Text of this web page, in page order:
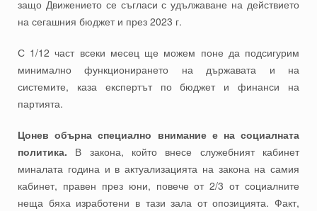
защо Движението се съгласи с удължаване на действието
на сегашния бюджет и през 2023 г.
С 1/12 част всеки месец ще можем поне да подсигурим
минимално функционирането на държавата и на
системите, каза експертът по бюджет и финанси на
партията.
Цонев обърна специално внимание е на социалната
политика. В закона, който внесе служебният кабинет
миналата година и в актуализацията на закона на самия
кабинет, правен през юни, повече от 2/3 от социалните
неща бяха изработени в тази зала от опозицията. Факт,